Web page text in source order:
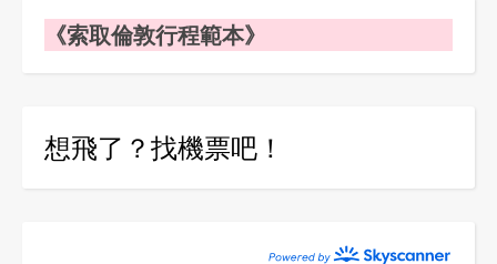
《索取倫敦行程範本》
想飛了？找機票吧！